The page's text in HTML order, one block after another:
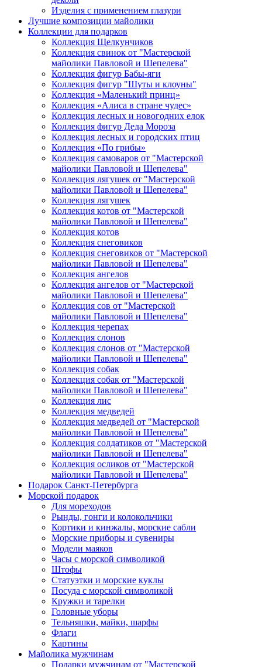
Изделия с применением глазури
Лучшие композиции майолики
Коллекции для подарков
Коллекция Щелкунчиков
Коллекция свинок от "Мастерской
майолики Павловой и Шепелева"
Коллекция фигур Бабы-яги
Коллекция фигур "Шуты и клоуны"
Коллекция «Маленький принц»
Коллекция «Алиса в стране чудес»
Коллекция лесных и новогодних елок
Коллекция фигур Деда Мороза
Коллекция лесных и городских птиц
Коллекция «По грибы»
Коллекция самоваров от "Мастерской
майолики Павловой и Шепелева"
Коллекция лягушек от "Мастерской
майолики Павловой и Шепелева"
Коллекция лягушек
Коллекция котов от "Мастерской
майолики Павловой и Шепелева"
Коллекция котов
Коллекция снеговиков
Коллекция снеговиков от "Мастерской
майолики Павловой и Шепелева"
Коллекция ангелов
Коллекция ангелов от "Мастерской
майолики Павловой и Шепелева"
Коллекция сов от "Мастерской
майолики Павловой и Шепелева"
Коллекция черепах
Коллекция слонов
Коллекция слонов от "Мастерской
майолики Павловой и Шепелева"
Коллекция собак
Коллекция собак от "Мастерской
майолики Павловой и Шепелева"
Коллекция лис
Коллекция медведей
Коллекция медведей от "Мастерской
майолики Павловой и Шепелева"
Коллекция солдатиков от "Мастерской
майолики Павловой и Шепелева"
Коллекция осликов от "Мастерской
майолики Павловой и Шепелева"
Подарок Санкт-Петербурга
Морской подарок
Для мореходов
Рынды, гонги и колокольчики
Кортики и кинжалы, морские сабли
Морские приборы и сувениры
Модели маяков
Часы с морской символикой
Штофы
Статуэтки и морские куклы
Посуда с морской символикой
Кружки и тарелки
Головные уборы
Тельняшки, майки, шарфы
Флаги
Картины
Майолика мужчинам
Подарки мужчинам от "Мастерской